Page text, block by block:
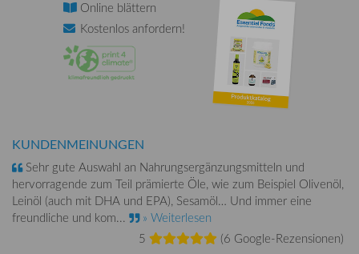
Online blättern
Kostenlos anfordern!
KUNDENMEINUNGEN
Sehr gute Auswahl an Nahrungsergänzungsmitteln und
hervorragende zum Teil prämierte Öle, wie zum Beispiel Olivenöl,
Leinöl (auch mit DHA und EPA), Sesamöl… Und immer eine
freundliche und kom...
» Weiterlesen
5
(6 Google-Rezensionen)